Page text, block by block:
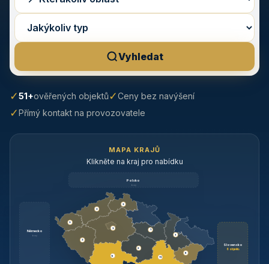
Vyhledat
✓51+ověřených objektů✓Ceny bez navýšení
✓Přímý kontakt na provozovatele
MAPA KRAJŮ
Klikněte na kraj pro nabídku
Polsko
brzy
Německo
brzy
Slovensko
6 objektů
3
9
3
3
3
3
1
2
11
1
6